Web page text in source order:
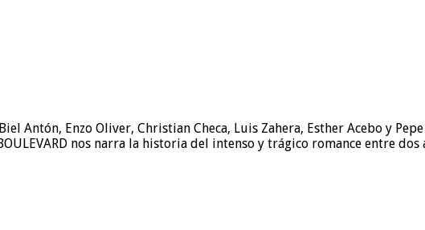
Antón, Enzo Oliver, Christian Checa, Luis Zahera, Esther Acebo y
nos narra la historia del intenso y trágico romance entre